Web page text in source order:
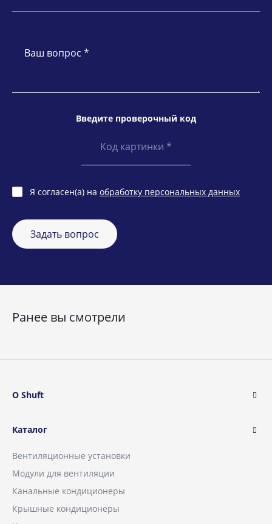
Ваш вопрос *
Введите проверочный код
Задать вопрос
Я согласен(а) на обработку персональных данных
Ранее вы смотрели
О Shuft
Каталог
Вентиляционные установки
Модули для вентиляции
Канальные кондиционеры
Крышные кондиционеры